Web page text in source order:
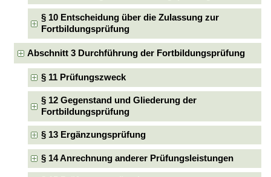
§ 10 Entscheidung über die Zulassung zur
Fortbildungsprüfung
Abschnitt 3 Durchführung der Fortbildungsprüfung
§ 11 Prüfungszweck
§ 12 Gegenstand und Gliederung der
Fortbildungsprüfung
§ 13 Ergänzungsprüfung
§ 14 Anrechnung anderer Prüfungsleistungen